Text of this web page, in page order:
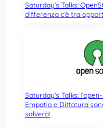
Saturday’s Talks:
differenza c’è tra
Saturday’s Talks:
Empatia e Dittatura
salverà!